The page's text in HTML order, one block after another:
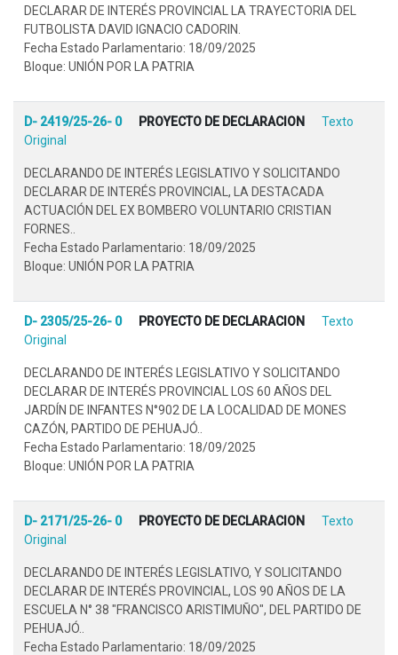
DECLARAR DE INTERÉS PROVINCIAL LA TRAYECTORIA DEL
FUTBOLISTA DAVID IGNACIO CADORIN.
Fecha Estado Parlamentario: 18/09/2025
Bloque: UNIÓN POR LA PATRIA
D- 2419/25-26- 0 PROYECTO DE DECLARACION
Texto
Original
DECLARANDO DE INTERÉS LEGISLATIVO Y SOLICITANDO
DECLARAR DE INTERÉS PROVINCIAL, LA DESTACADA
ACTUACIÓN DEL EX BOMBERO VOLUNTARIO CRISTIAN
FORNES..
Fecha Estado Parlamentario: 18/09/2025
Bloque: UNIÓN POR LA PATRIA
D- 2305/25-26- 0 PROYECTO DE DECLARACION
Texto
Original
DECLARANDO DE INTERÉS LEGISLATIVO Y SOLICITANDO
DECLARAR DE INTERÉS PROVINCIAL LOS 60 AÑOS DEL
JARDÍN DE INFANTES N°902 DE LA LOCALIDAD DE MONES
CAZÓN, PARTIDO DE PEHUAJÓ..
Fecha Estado Parlamentario: 18/09/2025
Bloque: UNIÓN POR LA PATRIA
D- 2171/25-26- 0 PROYECTO DE DECLARACION
Texto
Original
DECLARANDO DE INTERÉS LEGISLATIVO, Y SOLICITANDO
DECLARAR DE INTERÉS PROVINCIAL, LOS 90 AÑOS DE LA
ESCUELA N° 38 "FRANCISCO ARISTIMUÑO", DEL PARTIDO DE
PEHUAJÓ..
Fecha Estado Parlamentario: 18/09/2025